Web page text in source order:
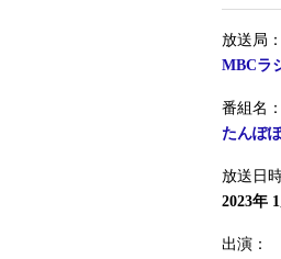
放送局：
MBCラ
番組名：
たんぽ
放送日時
2023年
出演：